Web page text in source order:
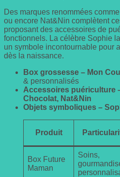
Des marques renommées
ou encore Nat&Nin complètent
proposant des accessoires de
fonctionnels. La célèbre Sophie
un symbole incontournable pour
dès la naissance.
Box grossesse – Mon
& personnalisés
Accessoires puériculture
Chocolat, Nat&Nin
Objets symboliques –
Produit
Box Future
Maman
Soins,